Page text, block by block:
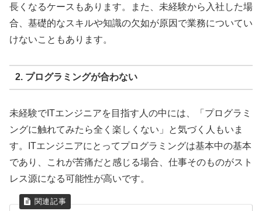
長くなるケースもあります。また、未経験から入社した場
合、基礎的なスキルや知識の欠如が原因で業務についてい
けないこともあります。
2. プログラミングが合わない
未経験でITエンジニアを目指す人の中には、「プログラミ
ングに触れてみたら全く楽しくない」と気づく人もいま
す。ITエンジニアにとってプログラミングは基本中の基本
であり、これが苦痛だと感じる場合、仕事そのものがスト
レス源になる可能性が高いです。